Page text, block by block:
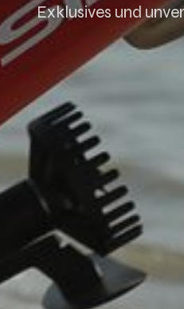
Exklusives und